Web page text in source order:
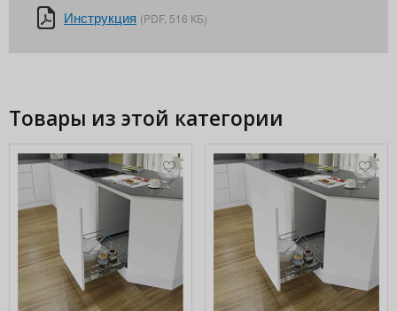
Инструкция (PDF, 516 КБ)
Товары из этой категории